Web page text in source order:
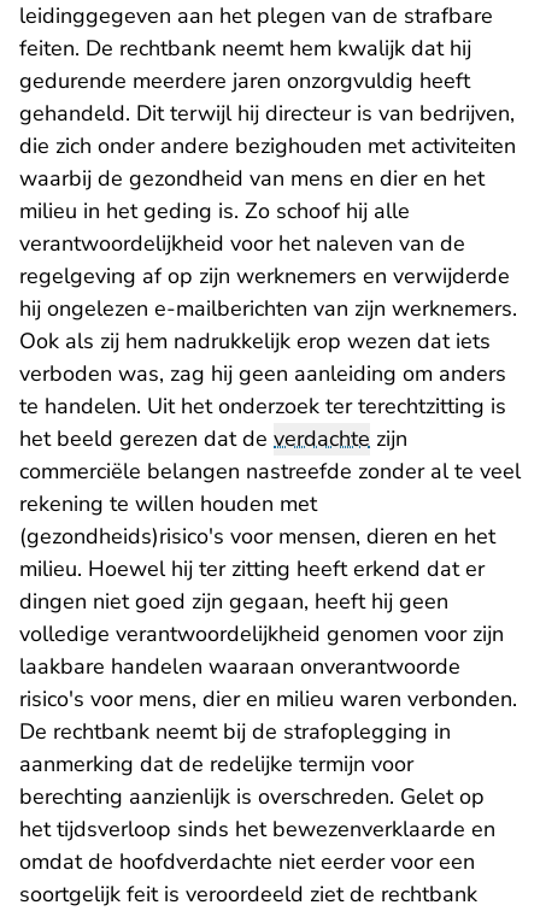
leidinggegeven aan het plegen van de strafbare
feiten. De rechtbank neemt hem kwalijk dat hij
gedurende meerdere jaren onzorgvuldig heeft
gehandeld. Dit terwijl hij directeur is van bedrijven,
die zich onder andere bezighouden met activiteiten
waarbij de gezondheid van mens en dier en het
milieu in het geding is. Zo schoof hij alle
verantwoordelijkheid voor het naleven van de
regelgeving af op zijn werknemers en verwijderde
hij ongelezen e-mailberichten van zijn werknemers.
Ook als zij hem nadrukkelijk erop wezen dat iets
verboden was, zag hij geen aanleiding om anders
te handelen. Uit het onderzoek ter terechtzitting is
het beeld gerezen dat de verdachte zijn
commerciële belangen nastreefde zonder al te veel
rekening te willen houden met
(gezondheids)risico's voor mensen, dieren en het
milieu. Hoewel hij ter zitting heeft erkend dat er
dingen niet goed zijn gegaan, heeft hij geen
volledige verantwoordelijkheid genomen voor zijn
laakbare handelen waaraan onverantwoorde
risico's voor mens, dier en milieu waren verbonden.
De rechtbank neemt bij de strafoplegging in
aanmerking dat de redelijke termijn voor
berechting aanzienlijk is overschreden. Gelet op
het tijdsverloop sinds het bewezenverklaarde en
omdat de hoofdverdachte niet eerder voor een
soortgelijk feit is veroordeeld ziet de rechtbank